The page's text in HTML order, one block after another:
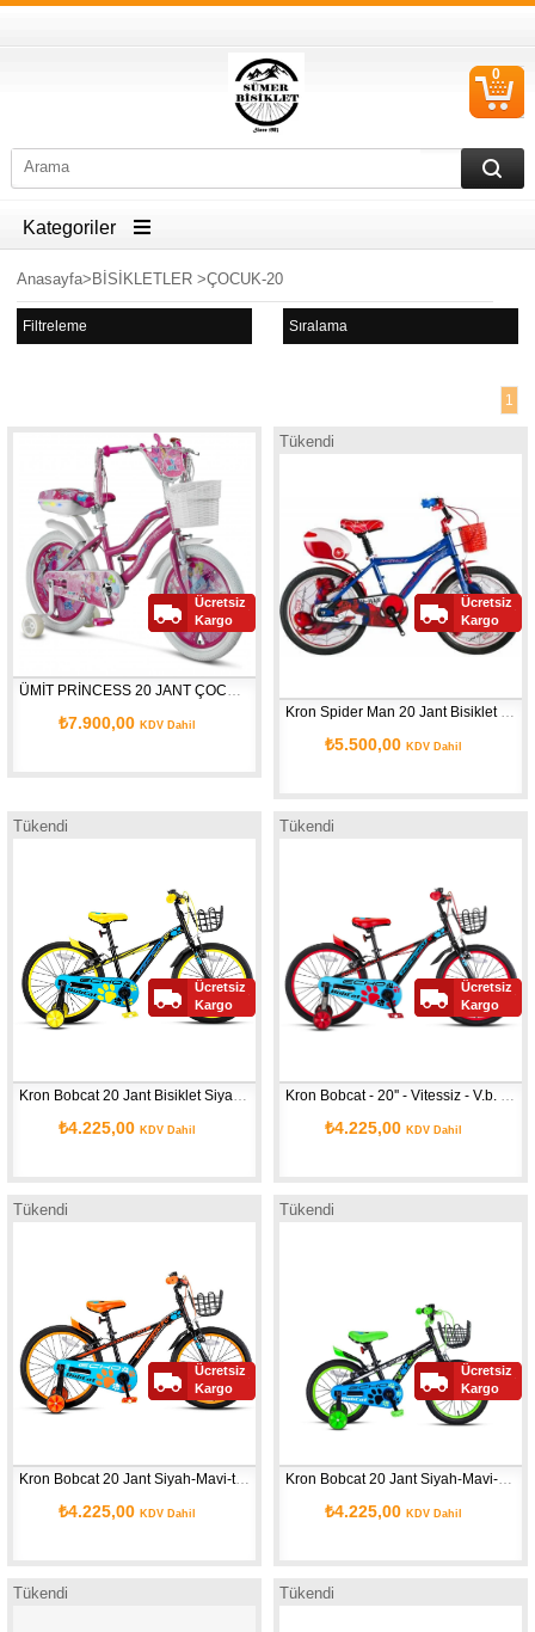
0
Kategoriler
Anasayfa> BİSİKLETLER>ÇOCUK-20
Filtreleme Sıralama
1
₺7.900,00 KDV Dahil
Ücretsiz
Kargo
Tükendi
₺5.500,00 KDV Dahil
Ücretsiz
Kargo
Tükendi
₺4.225,00 KDV Dahil
Ücretsiz
Kargo
Tükendi
₺4.225,00 KDV Dahil
Ücretsiz
Kargo
Tükendi
Kron Bobcat 20 Jant Siyah-Mavi-turuncu
₺4.225,00 KDV Dahil
Ücretsiz
Kargo
Tükendi
₺4.225,00 KDV Dahil
Ücretsiz
Kargo
Tükendi Tükendi